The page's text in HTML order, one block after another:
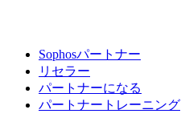
Sophosパートナー
リセラー
パートナーになる
パートナートレーニング